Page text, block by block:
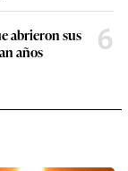
abrieron sus
años
6